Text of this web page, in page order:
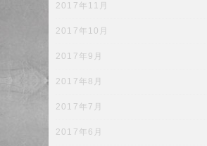
2017年11月
2017年10月
2017年9月
2017年8月
2017年7月
2017年6月